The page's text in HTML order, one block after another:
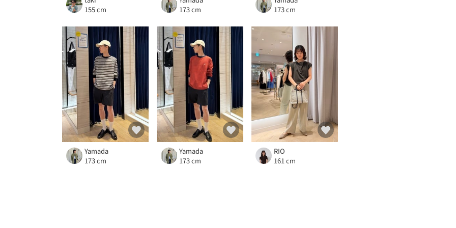
155 cm
173 cm
173 cm
Yamada
173 cm
Yamada
173 cm
RIO
161 cm